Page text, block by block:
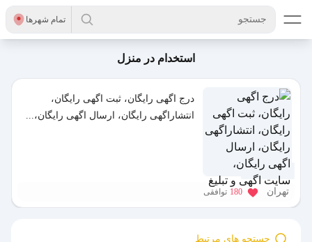
تمام شهر‌ها جستجو
استخدام در منزل
درج اگهی رایگان، ثبت اگهی رایگان،
انتشاراگهی رایگان، ارسال اگهی رایگان،...
تهران 180 توافقی
جستجو های مرتبط